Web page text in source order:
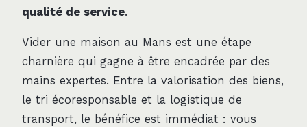
qualité de service.
Vider une maison au Mans est une étape
charnière qui gagne à être encadrée par des
mains expertes. Entre la valorisation des biens,
le tri écoresponsable et la logistique de
transport, le bénéfice est immédiat : vous